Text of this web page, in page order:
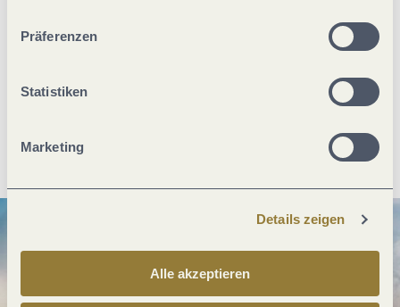
Präferenzen
Statistiken
Marketing
Details zeigen
Alle akzeptieren
PDF erzeugen